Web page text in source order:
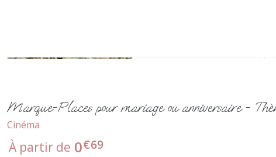
Marque-Places pour mariage ou anniversaire -
Cinéma
À partir de 0€69